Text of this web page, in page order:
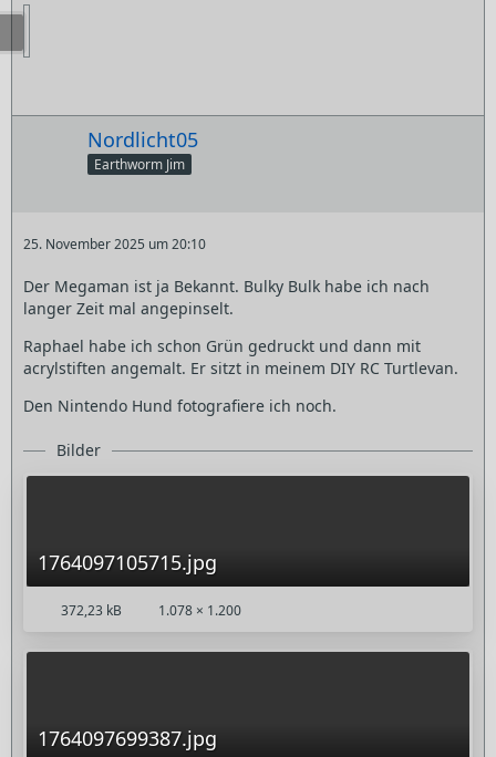
Nordlicht05
Earthworm Jim
25. November 2025 um 20:10
Der Megaman ist ja Bekannt. Bulky Bulk habe ich nach
langer Zeit mal angepinselt.
Raphael habe ich schon Grün gedruckt und dann mit
acrylstiften angemalt. Er sitzt in meinem DIY RC Turtlevan.
Den Nintendo Hund fotografiere ich noch.
Bilder
1764097105715.jpg
372,23 kB 1.078 × 1.200
1764097699387.jpg